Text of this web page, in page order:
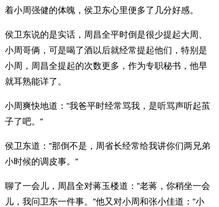
着小周强健的体魄，侯卫东心里便多了几分好感。
侯卫东说的是实话，周昌全平时倒是很少提起大周、
小周哥俩，可是喝了酒以后就经常提起他们，特别是
小周，周昌全提起的次数更多，作为专职秘书，他早
就耳熟能详了。
小周爽快地道：”我爸平时经常骂我，是听骂声听起茧
子了吧。”
侯卫东道：”那倒不是，周省长经常给我讲你们两兄弟
小时候的调皮事。”
聊了一会儿，周昌全对蒋玉楼道：”老蒋，你稍坐一会
儿，我问卫东一件事。”他又对小周和张小佳道：”小